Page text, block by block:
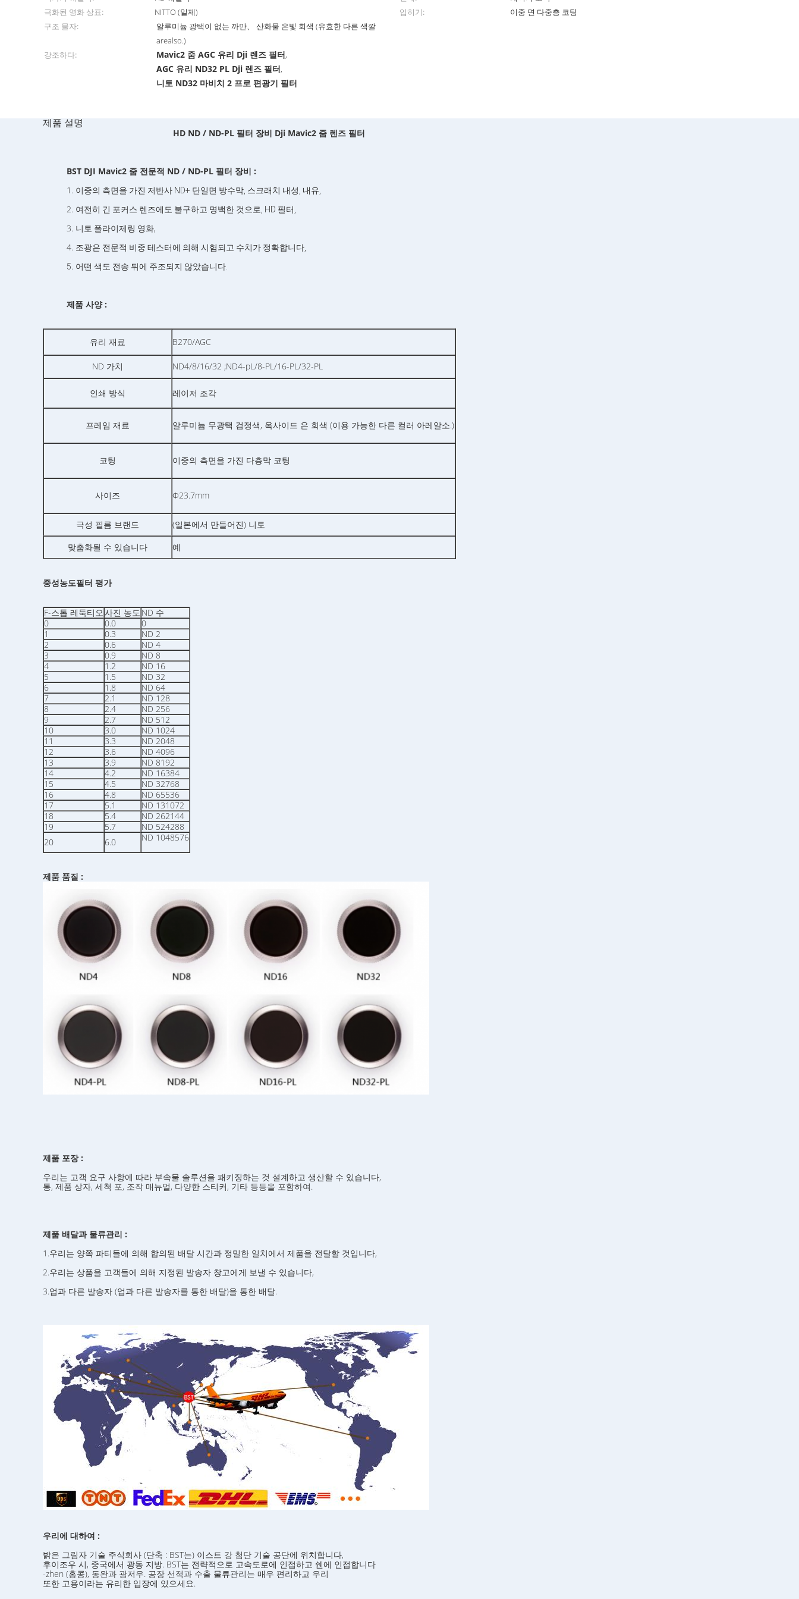
극화된 영화 상표:
NITTO (일제) 입히기:
이중 면 다중층 코팅
구조 물자:
알루미늄 광택이 없는 까만、 산화물 은빛 회색 (유효한 다른 색깔
arealso.)
강조하다:
Mavic2 줌 AGC 유리 Dji 렌즈 필터,
AGC 유리 ND32 PL Dji 렌즈 필터,
니토 ND32 마비치 2 프로 편광기 필터
제품 설명
HD ND / ND-PL 필터 장비 Dji Mavic2 줌 렌즈 필터
BST DJI Mavic2 줌 전문적 ND / ND-PL 필터 장비 :
1. 이중의 측면을 가진 저반사 ND+ 단일면 방수막, 스크래치 내성, 내유,
2. 여전히 긴 포커스 렌즈에도 불구하고 명백한 것으로, HD 필터,
3. 니토 폴라이제링 영화,
4. 조광은 전문적 비중 테스터에 의해 시험되고 수치가 정확합니다,
5. 어떤 색도 전송 뒤에 주조되지 않았습니다.
제품 사양 :
유리 재료 B270/AGC
ND 가치 ND4/8/16/32 ;ND4-pL/8-PL/16-PL/32-PL
인쇄 방식 레이저 조각
프레임 재료 알루미늄 무광택 검정색, 옥사이드 은 회색 (이용 가능한 다른 컬러 아레알소.)
코팅 이중의 측면을 가진 다층막 코팅
사이즈 Φ23.7mm
극성 필름 브랜드 (일본에서 만들어진) 니토
맞춤화될 수 있습니다 예
중성농도필터 평가
F-스톱 레둑티오사진 농도 ND 수
0
0.0
0
1
0.3
ND 2
2
0.6
ND 4
3
0.9
ND 8
4
1.2
ND 16
5
1.5
ND 32
6
1.8
ND 64
7
2.1
ND 128
8
2.4
ND 256
9
2.7
ND 512
10
3.0
ND 1024
11
3.3
ND 2048
12
3.6
ND 4096
13
3.9
ND 8192
14
4.2
ND 16384
15
4.5
ND 32768
16
4.8
ND 65536
17
5.1
ND 131072
18
5.4
ND 262144
19
5.7
ND 524288
20
6.0 ND 1048576
제품 품질 :
제품 포장 :
우리는 고객 요구 사항에 따라 부속물 솔루션을 패키징하는 것 설계하고 생산할 수 있습니다,
통, 제품 상자, 세척 포, 조작 매뉴얼, 다양한 스티커, 기타 등등을 포함하여.
제품 배달과 물류관리 :
1.우리는 양쪽 파티들에 의해 합의된 배달 시간과 정밀한 일치에서 제품을 전달할 것입니다,
2.우리는 상품을 고객들에 의해 지정된 발송자 창고에게 보낼 수 있습니다,
3.업과 다른 발송자 (업과 다른 발송자를 통한 배달)을 통한 배달.
우리에 대하여 :
밝은 그림자 기술 주식회사 (단축 : BST는) 이스트 강 첨단 기술 공단에 위치합니다,
후이조우 시, 중국에서 광동 지방. BST는 전략적으로 고속도로에 인접하고 쉔에 인접합니다
-zhen (홍콩), 동완과 광저우. 공장 선적과 수출 물류관리는 매우 편리하고 우리
또한 고용이라는 유리한 입장에 있으세요.